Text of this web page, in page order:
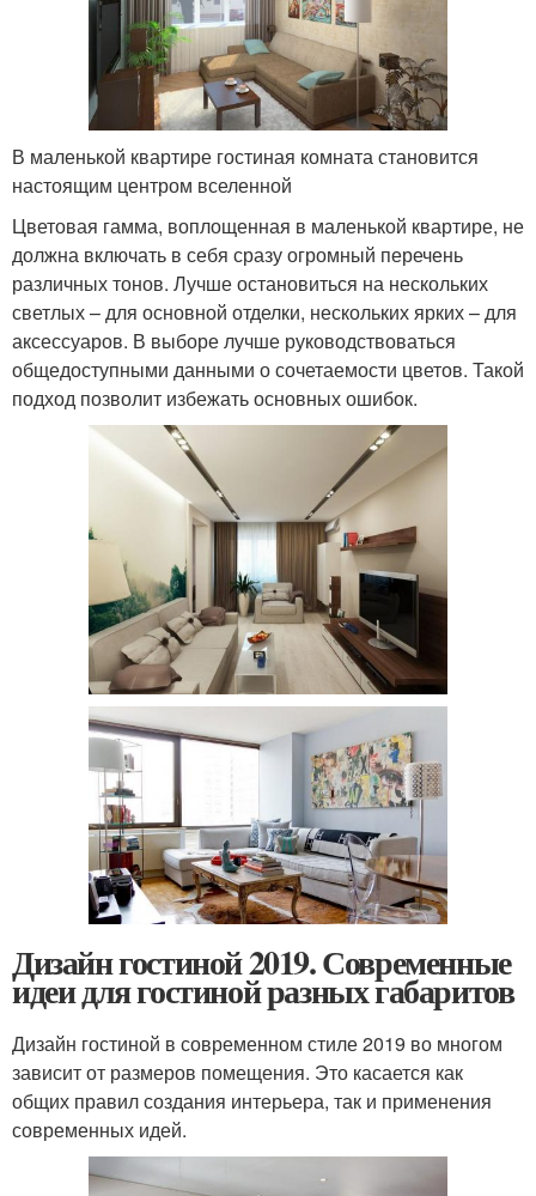
В маленькой квартире гостиная комната становится
настоящим центром вселенной
Цветовая гамма, воплощенная в маленькой квартире, не
должна включать в себя сразу огромный перечень
различных тонов. Лучше остановиться на нескольких
светлых – для основной отделки, нескольких ярких – для
аксессуаров. В выборе лучше руководствоваться
общедоступными данными о сочетаемости цветов. Такой
подход позволит избежать основных ошибок.
Дизайн гостиной 2019. Современные
идеи для гостиной разных габаритов
Дизайн гостиной в современном стиле 2019 во многом
зависит от размеров помещения. Это касается как
общих правил создания интерьера, так и применения
современных идей.